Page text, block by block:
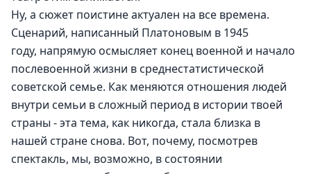
Ну, а сюжет поистине актуален на все времена.
Сценарий, написанный Платоновым в 1945
году, напрямую осмысляет конец военной и начало
послевоенной жизни в среднестатистической
советской семье. Как меняются отношения людей
внутри семьи в сложный период в истории твоей
страны - эта тема, как никогда, стала близка в
нашей стране снова. Вот, почему, посмотрев
спектакль, мы, возможно, в состоянии